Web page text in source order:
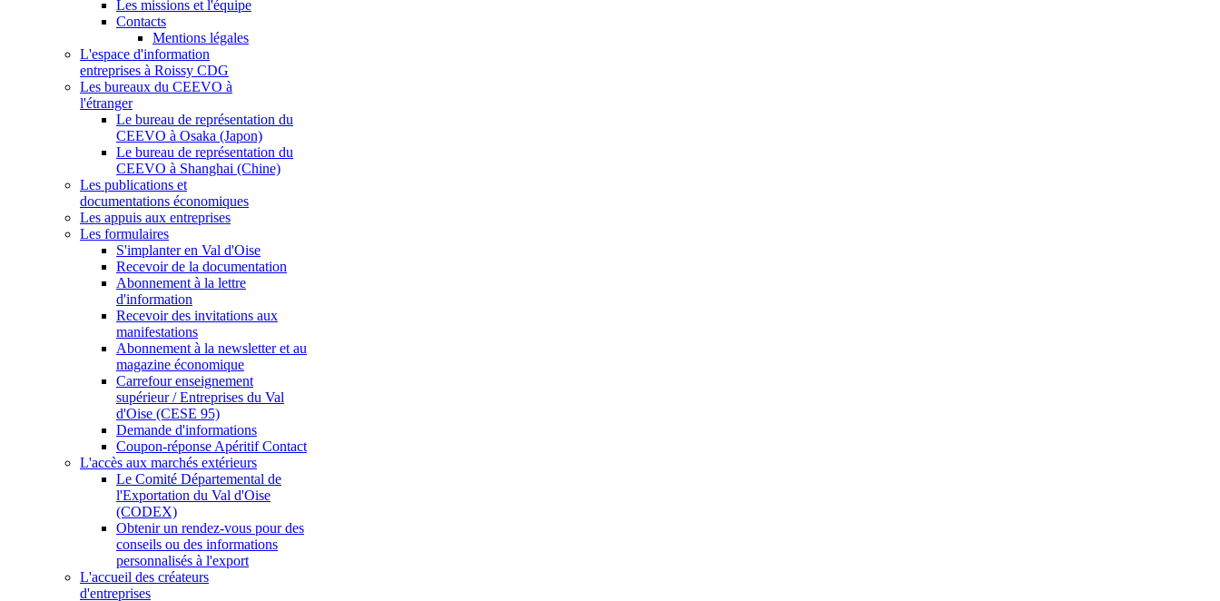
Les missions et l'équipe
Contacts
Mentions légales
L'espace d'information
entreprises à Roissy CDG
Les bureaux du CEEVO à
l'étranger
Le bureau de représentation du
CEEVO à Osaka (Japon)
Le bureau de représentation du
CEEVO à Shanghai (Chine)
Les publications et
documentations économiques
Les appuis aux entreprises
Les formulaires
S'implanter en Val d'Oise
Recevoir de la documentation
Abonnement à la lettre
d'information
Recevoir des invitations aux
manifestations
Abonnement à la newsletter et au
magazine économique
Carrefour enseignement
supérieur / Entreprises du Val
d'Oise (CESE 95)
Demande d'informations
Coupon-réponse Apéritif Contact
L'accès aux marchés extérieurs
Le Comité Départemental de
l'Exportation du Val d'Oise
(CODEX)
Obtenir un rendez-vous pour des
conseils ou des informations
personnalisés à l'export
L'accueil des créateurs
d'entreprises